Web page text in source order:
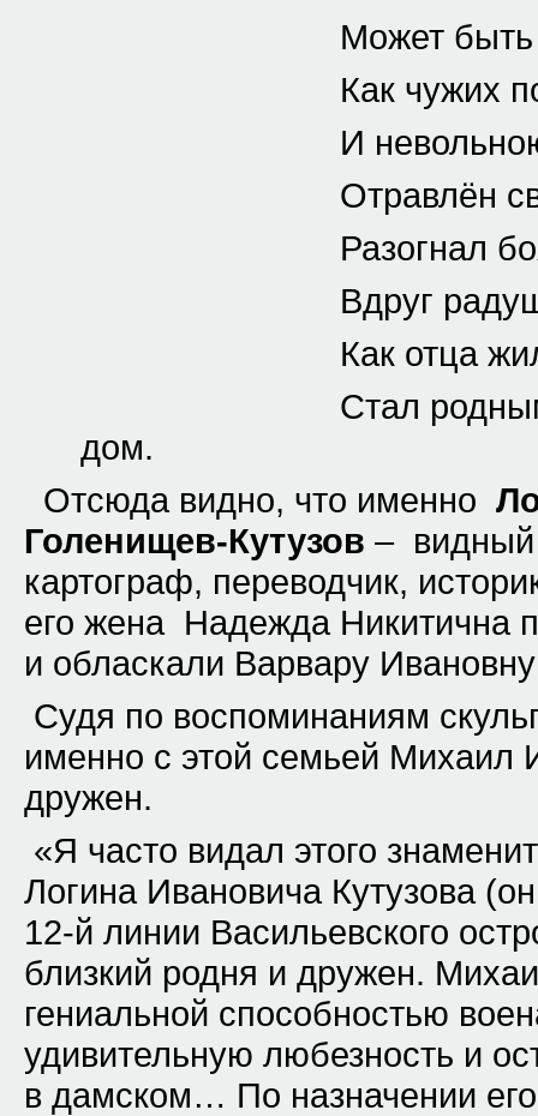
Может быть
Как чужих
И невольною
Отравлён
Разогнал
Вдруг радушный
Как отца
Стал родным
дом.
Отсюда видно, что именно
Голенищев-Кутузов – видный
картограф, переводчик,
его жена Надежда Никитична
и обласкали Варвару
Судя по воспоминаниям
именно с этой семьей Михаил
дружен.
«Я часто видал этого
Логина Ивановича Кутузова
12-й линии Васильевского
близкий родня и дружен.
гениальной способностью
удивительную любезность и
в дамском… По назначении